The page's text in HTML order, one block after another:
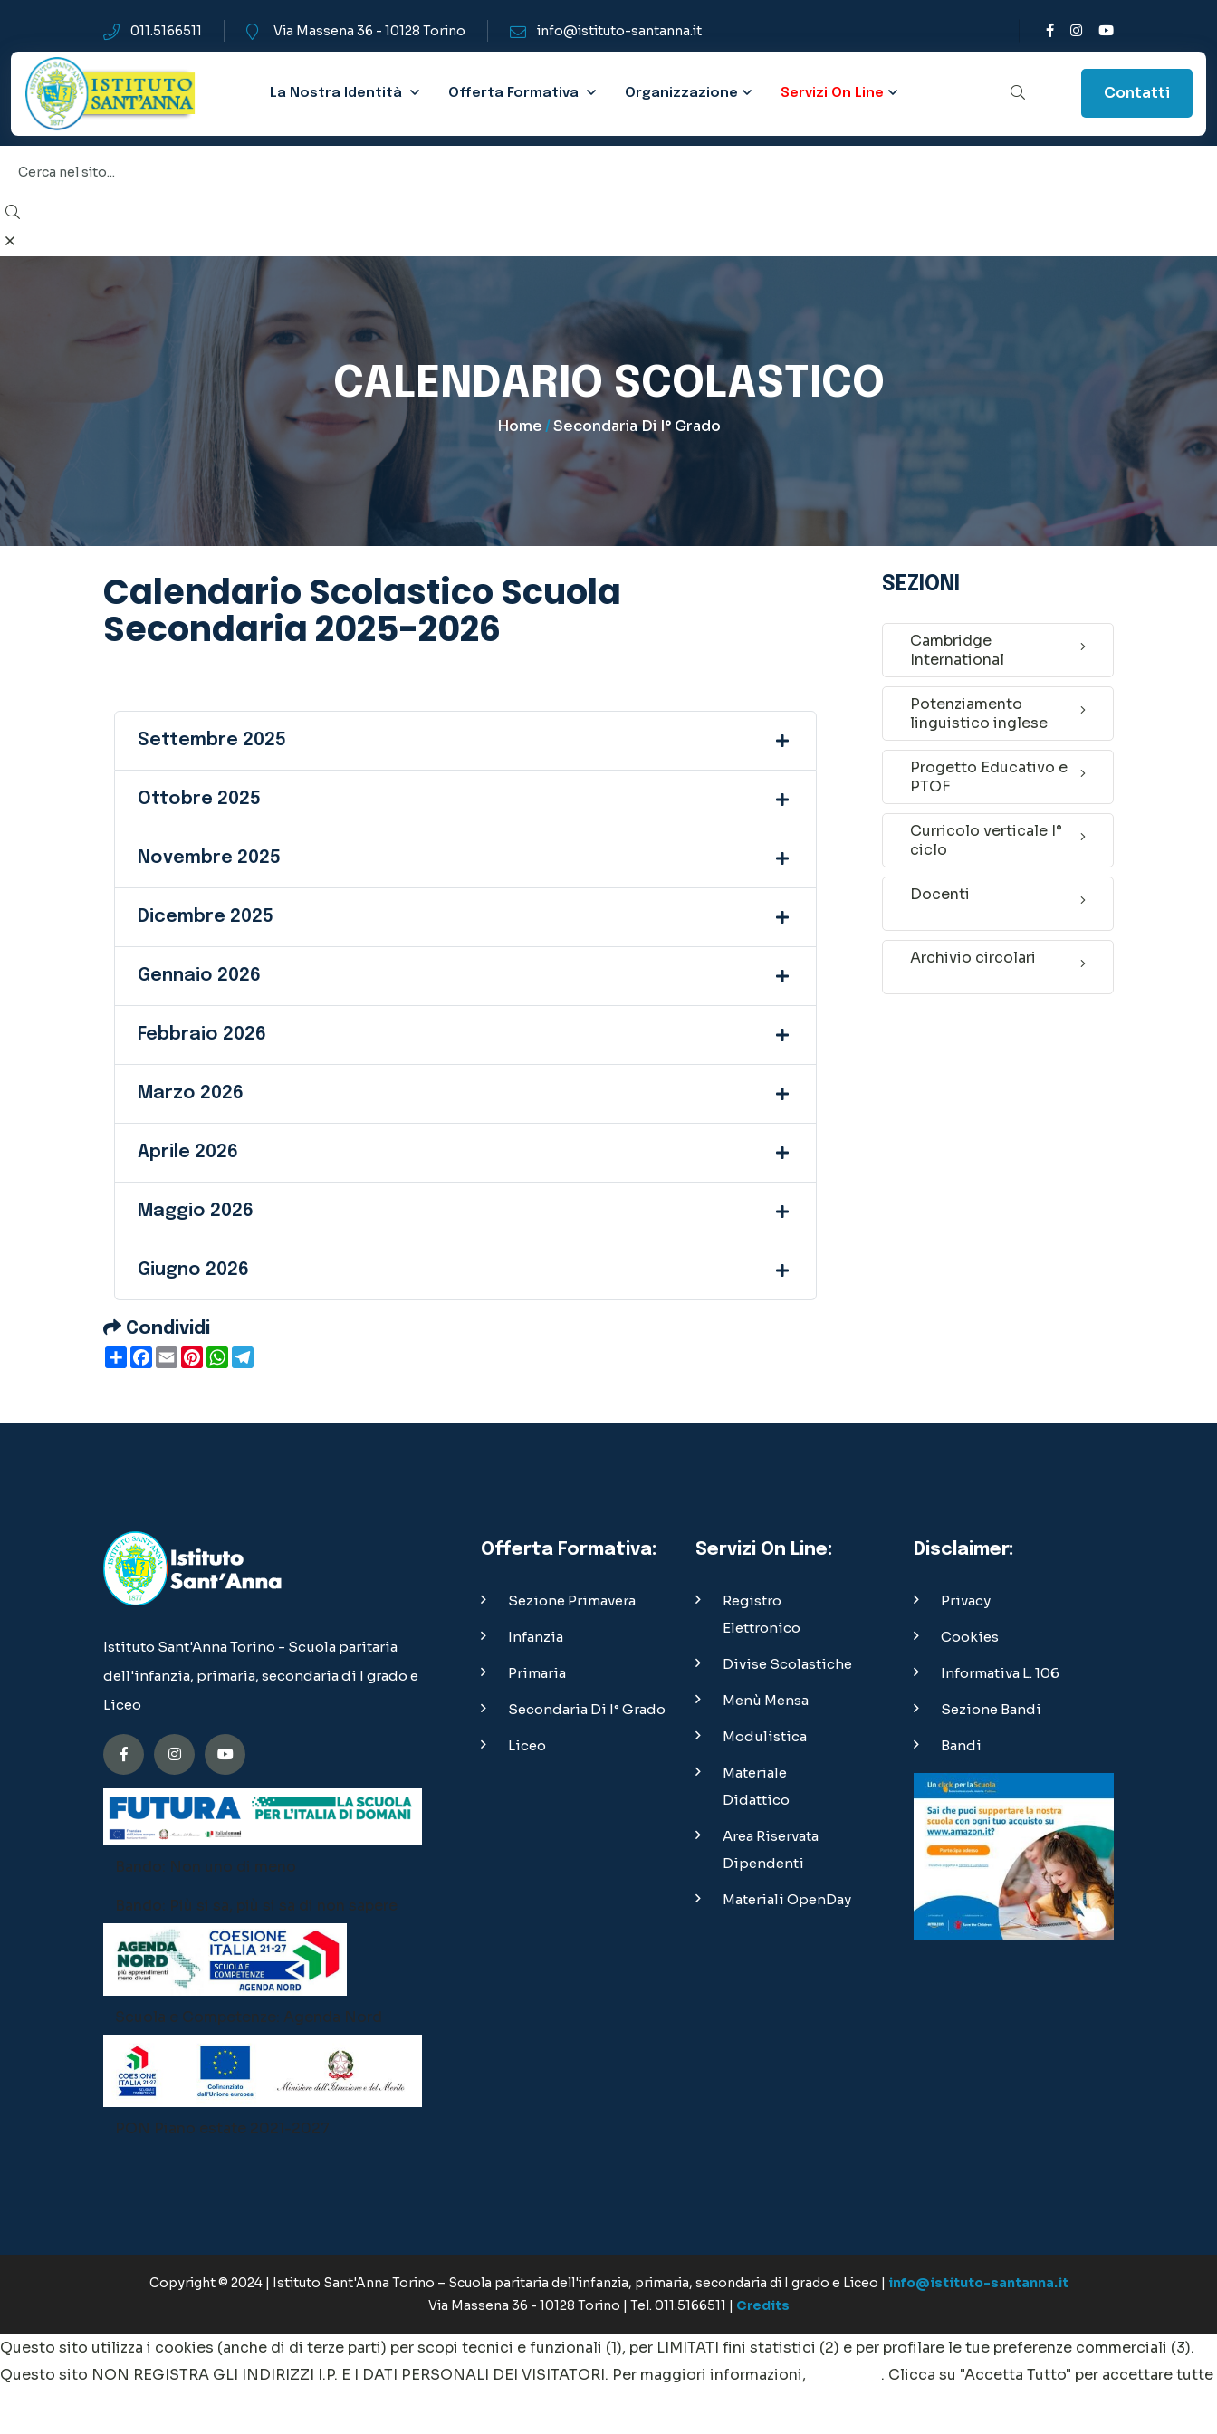
011.5166511 Via Massena 36 - 10128 Torino info@istituto-santanna.it
La Nostra Identità Offerta Formativa Organizzazione Servizi On Line Contatti
CALENDARIO SCOLASTICO
Home /Secondaria Di I° Grado
Calendario Scolastico Scuola
Secondaria 2025-2026
Settembre 2025
Ottobre 2025
Novembre 2025
Dicembre 2025
Gennaio 2026
Febbraio 2026
Marzo 2026
Aprile 2026
Maggio 2026
Giugno 2026
Condividi
Condividi
Facebook
EmailPinterest
WhatsApp
SEZIONI
Cambridge
International
Potenziamento
linguistico inglese
Progetto Educativo e
PTOF
Curricolo verticale I°
ciclo
Docenti
Archivio circolari
Istituto Sant'Anna Torino - Scuola paritaria
dell'infanzia, primaria, secondaria di I grado e
Liceo
Bando: Non uno di meno
Bando: Più si sa, più si sa di non sapere
Scuola e Competenze: Agenda Nord
PON Piano estate 2021-2027
Offerta Formativa:
Sezione Primavera
Infanzia
Primaria
Secondaria Di I° Grado
Liceo
Servizi On Line:
Registro
Elettronico
Divise Scolastiche
Menù Mensa
Modulistica
Materiale
Didattico
Area Riservata
Dipendenti
Materiali OpenDay
Disclaimer:
Privacy
Cookies
Informativa L. 106
Sezione Bandi
Bandi
Copyright © 2024 | Istituto Sant'Anna Torino – Scuola paritaria dell'infanzia, primaria, secondaria di I grado e Liceo | info@istituto-santanna.it
Via Massena 36 - 10128 Torino | Tel. 011.5166511 | Credits
Questo sito utilizza i cookies (anche di di terze parti) per scopi tecnici e funzionali (1), per LIMITATI fini statistici (2) e per profilare le tue preferenze commerciali (3).
Questo sito NON REGISTRA GLI INDIRIZZI I.P. E I DATI PERSONALI DEI VISITATORI. Per maggiori informazioni,
. Clicca su "Accetta Tutto" per accettare tutte